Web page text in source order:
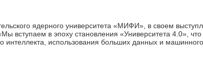
ядерного университета «МИФИ», в своем
в эпоху становления «Университета 4.0», что
интеллекта, использования больших данных и